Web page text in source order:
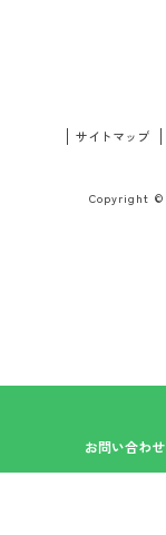
サイトマップ
Copyright ©
お問い合わせ